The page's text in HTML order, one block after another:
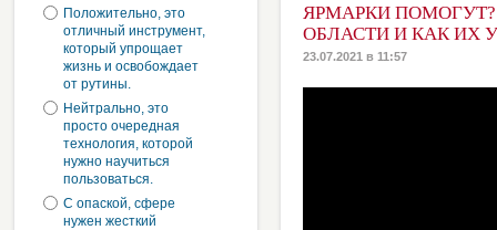
Положительно, это
отличный инструмент,
который упрощает
жизнь и освобождает
от рутины.
Нейтрально, это
просто очередная
технология, которой
нужно научиться
пользоваться.
С опаской, сфере
нужен жесткий
ЯРМАРКИ
ОБЛАСТИ И КАК ИХ
23.07.2021 в 11:57